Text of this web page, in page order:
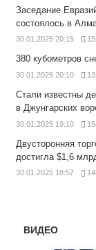
Заседание
состоялось в
30.01.2025 20:15
380 кубометров
30.01.2025 20:10
Стали известны
в Джунгарских
30.01.2025 19:10
Двусторонняя
достигла $1,6
30.01.2025 18:57
ВИДЕО